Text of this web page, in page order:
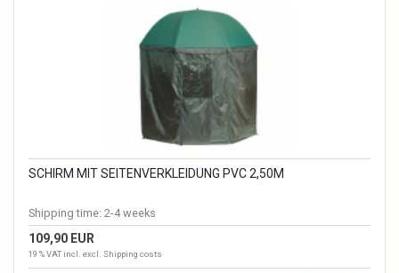
SCHIRM MIT SEITENVERKLEIDUNG PVC 2,50M
Shipping time: 2-4 weeks
109,90 EUR
19 % VAT incl. excl. Shipping costs